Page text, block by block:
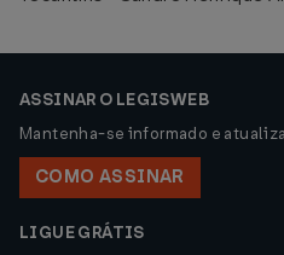
ASSINAR O LEGISWEB
Mantenha-se informado e
COMO ASSINAR
LIGUE GRÁTIS